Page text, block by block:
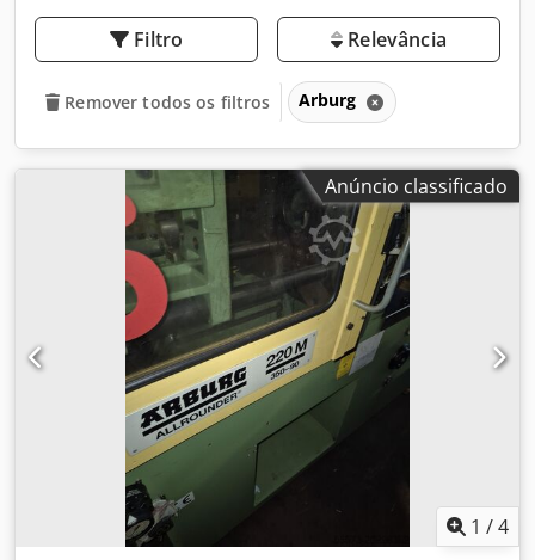
Filtro Relevância
Remover todos os filtros Arburg
Anúncio classificado
1 /4